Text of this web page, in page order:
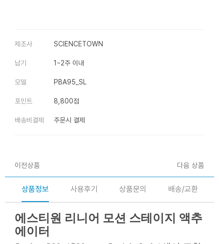
제조사 SCIENCETOWN
납기 1~2주 이내
모델 PBA95_SL
포인트 8,800점
배송비결제 주문시 결제
이전상품 다음 상품
상품정보 사용후기 상품문의 배송/교환
에스티원 리니어 모션 스테이지 액추
에이터